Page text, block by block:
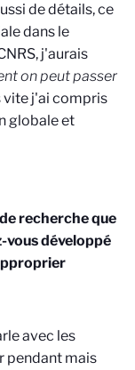
de détails, ce
dans le
j'aurais
on peut passer
vite j'ai compris
globale et
recherche que
vous développé
avec les
pendant mais